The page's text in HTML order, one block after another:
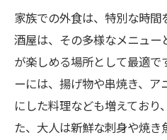
家族での外食は、特別な時
酒屋は、その多様なメニュ
が楽しめる場所として最適で
ーには、揚げ物や串焼き、ア
にした料理なども増えており
た、大人は新鮮な刺身や焼